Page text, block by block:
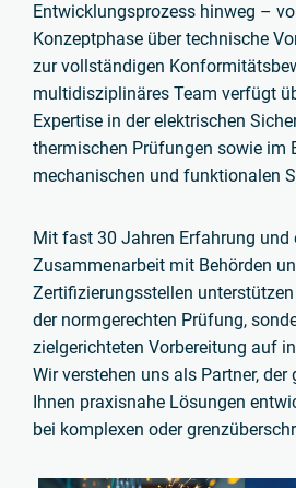
Entwicklungsprozess hinweg –
Konzeptphase über technische
zur vollständigen
multidisziplinäres Team verfügt
Expertise in der elektrischen
thermischen Prüfungen sowie im
mechanischen und funktionalen
Mit fast 30 Jahren Erfahrung und
Zusammenarbeit mit Behörden
Zertifizierungsstellen
der normgerechten Prüfung,
zielgerichteten Vorbereitung auf
Wir verstehen uns als Partner,
Ihnen praxisnahe Lösungen
bei komplexen oder